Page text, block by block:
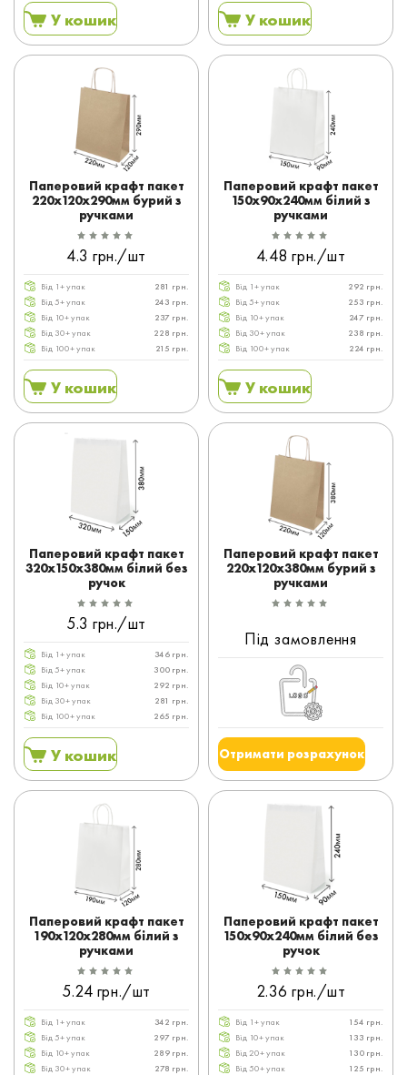
У кошик У кошик
Паперовий крафт пакет
220x120x290мм бурий з
ручками
4.3 грн./шт
Від 1+ упак
281 грн.
Від 5+ упак
243 грн.
Від 10+ упак
237 грн.
Від 30+ упак
228 грн.
Від 100+ упак
215 грн.
У кошик
Паперовий крафт пакет
150x90x240мм білий з
ручками
4.48 грн./шт
Від 1+ упак
292 грн.
Від 5+ упак
253 грн.
Від 10+ упак
247 грн.
Від 30+ упак
238 грн.
Від 100+ упак
224 грн.
У кошик
Паперовий крафт пакет
320x150x380мм білий без
ручок
5.3 грн./шт
Від 1+ упак
346 грн.
Від 5+ упак
300 грн.
Від 10+ упак
292 грн.
Від 30+ упак
281 грн.
Від 100+ упак
265 грн.
У кошик
Паперовий крафт пакет
220x120x380мм бурий з
ручками
Під замовлення
Отримати розрахунок
Паперовий крафт пакет
190x120x280мм білий з
ручками
5.24 грн./шт
Від 1+ упак
342 грн.
Від 5+ упак
297 грн.
Від 10+ упак
289 грн.
Від 30+ упак
278 грн.
Паперовий крафт пакет
150x90x240мм білий без
ручок
2.36 грн./шт
Від 1+ упак
154 грн.
Від 10+ упак
133 грн.
Від 20+ упак
130 грн.
Від 50+ упак
125 грн.